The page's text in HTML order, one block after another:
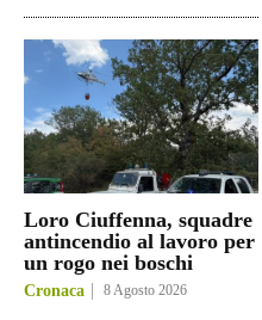
Loro Ciuffenna, squadre
antincendio al lavoro per
un rogo nei boschi
Cronaca 8 Agosto 2026